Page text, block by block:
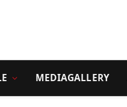
MEDIAGALLERY